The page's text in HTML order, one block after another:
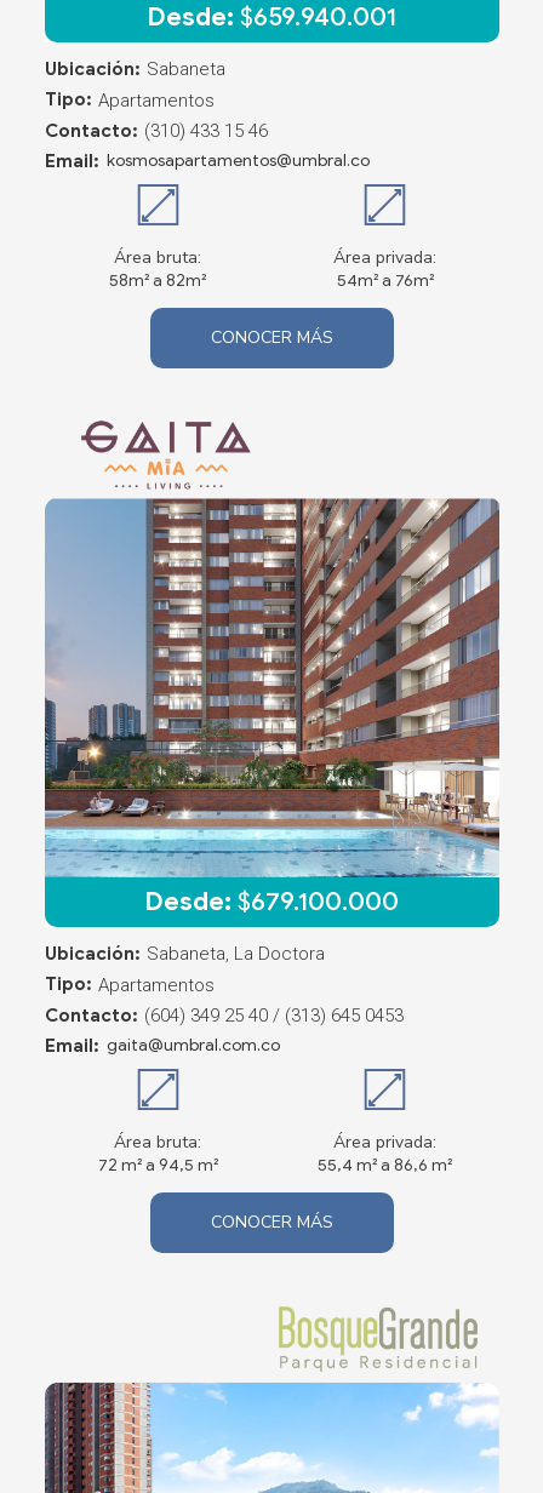
Desde: $659.940.001
Ubicación: Sabaneta
Tipo: Apartamentos
Contacto: (310) 433 15 46
Email: kosmosapartamentos@umbral.co
Área bruta:
58m² a 82m²
Área privada:
54m² a 76m²
CONOCER MÁS
Desde: $679.100.000
Ubicación: Sabaneta, La Doctora
Tipo: Apartamentos
Contacto: (604) 349 25 40 / (313) 645 0453
Email: gaita@umbral.com.co
Área bruta:
72 m² a 94,5 m²
Área privada:
55,4 m² a 86,6 m²
CONOCER MÁS